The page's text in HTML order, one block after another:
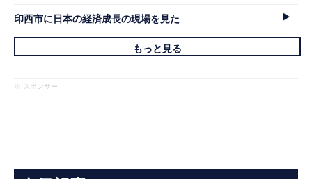
印西市に日本の経済成長の現場を見た
もっと見る
※ スポンサー